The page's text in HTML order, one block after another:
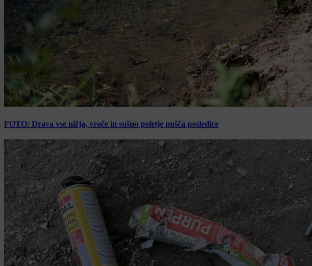
FOTO: Drava vse nižja, vroče in sušno poletje pušča posledice